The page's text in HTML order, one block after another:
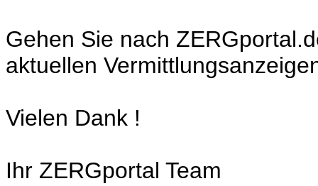
Gehen Sie nach
aktuellen
Vielen Dank !
Ihr ZERGportal Team